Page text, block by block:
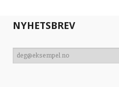
NYHETSBREV